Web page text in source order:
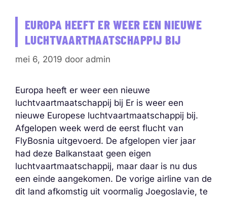
EUROPA HEEFT ER WEER EEN NIEUWE
LUCHTVAARTMAATSCHAPPIJ BIJ
mei 6, 2019 door admin
Europa heeft er weer een nieuwe
luchtvaartmaatschappij bij Er is weer een
nieuwe Europese luchtvaartmaatschappij bij.
Afgelopen week werd de eerst flucht van
FlyBosnia uitgevoerd. De afgelopen vier jaar
had deze Balkanstaat geen eigen
luchtvaartmaatschappij, maar daar is nu dus
een einde aangekomen. De vorige airline van de
dit land afkomstig uit voormalig Joegoslavie, te